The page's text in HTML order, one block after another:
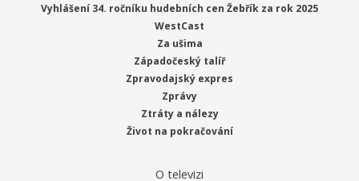
Vyhlášení 34. ročníku hudebních cen Žebřík za rok 2025
WestCast
Za ušima
Západočeský talíř
Zpravodajský expres
Zprávy
Ztráty a nálezy
Život na pokračování
O televizi